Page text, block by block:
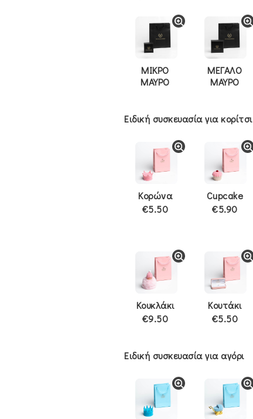
ΜΙΚΡΟ
ΜΑΥΡΟ
ΜΕΓΑΛΟ
ΜΑΥΡΟ
Ειδική συσκευασία για κορίτσι
Κορώνα
€5.50
Cupcake
€5.90
Κουκλάκι
€9.50
Κουτάκι
€5.50
Ειδική συσκευασία για αγόρι